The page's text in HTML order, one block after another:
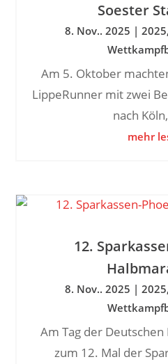
Soester
8. Nov.. 2025 | 2025,
Am 5. Oktober
LippeRunner mit zwei
nach
mehr
12.
8. Nov.. 2025 | 2025,
Am Tag der
zum 12. Mal der